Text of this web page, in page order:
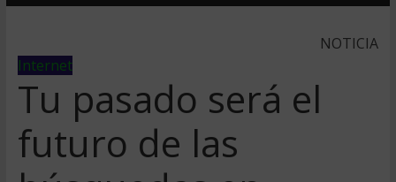
NOTICIA
Internet
Tu pasado será el
futuro de las